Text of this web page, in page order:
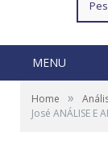
por:
MENU
Home »
José ANÁLISE E